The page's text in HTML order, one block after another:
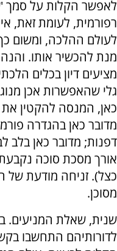
לאפשר הקלות על סמך
רפורמית, לעומת זאת,
לעולם ההלכה, ומשום
מנת להכשיר אותו.
מציעים דיון בכלים
גלי שהאפשרות אכן
כאן, המנסה להקטין
מדובר כאן בהגדרה
דפנות; מדובר כאן
אורך מסכת סוכה
כצל). זניחה מודעת של
מסוכן.
שנית, שאלת המניעים.
לדורותיהם התחשבו